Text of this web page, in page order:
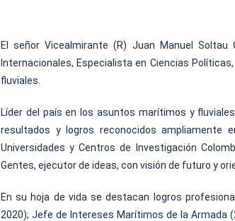
El señor Vicealmirante (R) Juan Manuel Soltau
Internacionales, Especialista en Ciencias
fluviales.
Líder del país en los asuntos marítimos y
resultados y logros reconocidos ampliamente
Universidades y Centros de Investigación
Gentes, ejecutor de ideas, con visión de futuro y
En su hoja de vida se destacan logros
2020); Jefe de Intereses Marítimos de la Armada